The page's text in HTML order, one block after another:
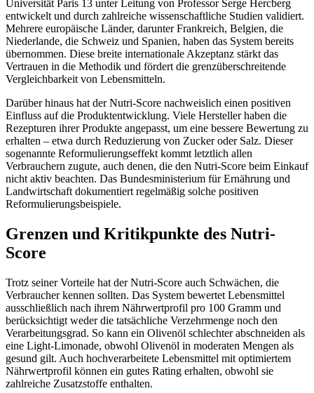
Universität Paris 13 unter Leitung von Professor Serge Hercberg
entwickelt und durch zahlreiche wissenschaftliche Studien validiert.
Mehrere europäische Länder, darunter Frankreich, Belgien, die
Niederlande, die Schweiz und Spanien, haben das System bereits
übernommen. Diese breite internationale Akzeptanz stärkt das
Vertrauen in die Methodik und fördert die grenzüberschreitende
Vergleichbarkeit von Lebensmitteln.
Darüber hinaus hat der Nutri-Score nachweislich einen positiven
Einfluss auf die Produktentwicklung. Viele Hersteller haben die
Rezepturen ihrer Produkte angepasst, um eine bessere Bewertung zu
erhalten – etwa durch Reduzierung von Zucker oder Salz. Dieser
sogenannte Reformulierungseffekt kommt letztlich allen
Verbrauchern zugute, auch denen, die den Nutri-Score beim Einkauf
nicht aktiv beachten. Das Bundesministerium für Ernährung und
Landwirtschaft dokumentiert regelmäßig solche positiven
Reformulierungsbeispiele.
Grenzen und Kritikpunkte des Nutri-
Score
Trotz seiner Vorteile hat der Nutri-Score auch Schwächen, die
Verbraucher kennen sollten. Das System bewertet Lebensmittel
ausschließlich nach ihrem Nährwertprofil pro 100 Gramm und
berücksichtigt weder die tatsächliche Verzehrmenge noch den
Verarbeitungsgrad. So kann ein Olivenöl schlechter abschneiden als
eine Light-Limonade, obwohl Olivenöl in moderaten Mengen als
gesund gilt. Auch hochverarbeitete Lebensmittel mit optimiertem
Nährwertprofil können ein gutes Rating erhalten, obwohl sie
zahlreiche Zusatzstoffe enthalten.